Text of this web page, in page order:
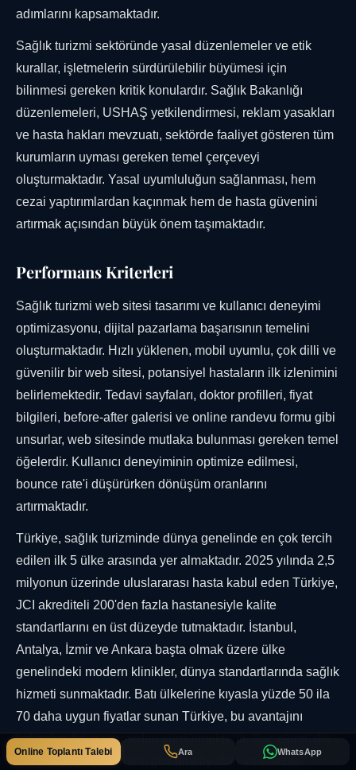
adımlarını kapsamaktadır.
Sağlık turizmi sektöründe yasal düzenlemeler ve etik
kurallar, işletmelerin sürdürülebilir büyümesi için
bilinmesi gereken kritik konulardır. Sağlık Bakanlığı
düzenlemeleri, USHAŞ yetkilendirmesi, reklam yasakları
ve hasta hakları mevzuatı, sektörde faaliyet gösteren tüm
kurumların uyması gereken temel çerçeveyi
oluşturmaktadır. Yasal uyumluluğun sağlanması, hem
cezai yaptırımlardan kaçınmak hem de hasta güvenini
artırmak açısından büyük önem taşımaktadır.
Performans Kriterleri
Sağlık turizmi web sitesi tasarımı ve kullanıcı deneyimi
optimizasyonu, dijital pazarlama başarısının temelini
oluşturmaktadır. Hızlı yüklenen, mobil uyumlu, çok dilli ve
güvenilir bir web sitesi, potansiyel hastaların ilk izlenimini
belirlemektedir. Tedavi sayfaları, doktor profilleri, fiyat
bilgileri, before-after galerisi ve online randevu formu gibi
unsurlar, web sitesinde mutlaka bulunması gereken temel
öğelerdir. Kullanıcı deneyiminin optimize edilmesi,
bounce rate'i düşürürken dönüşüm oranlarını
artırmaktadır.
Türkiye, sağlık turizminde dünya genelinde en çok tercih
edilen ilk 5 ülke arasında yer almaktadır. 2025 yılında 2,5
milyonun üzerinde uluslararası hasta kabul eden Türkiye,
JCI akrediteli 200'den fazla hastanesiyle kalite
standartlarını en üst düzeyde tutmaktadır. İstanbul,
Antalya, İzmir ve Ankara başta olmak üzere ülke
genelindeki modern klinikler, dünya standartlarında sağlık
hizmeti sunmaktadır. Batı ülkelerine kıyasla yüzde 50 ila
70 daha uygun fiyatlar sunan Türkiye, bu avantajını
kaliteden ödün vermeden sürdürmektedir. Saç ekimi, diş
tedavisi, estetik cerrahi, göz ameliyatları ve obezite
Ara WhatsApp
Online Toplantı Talebi